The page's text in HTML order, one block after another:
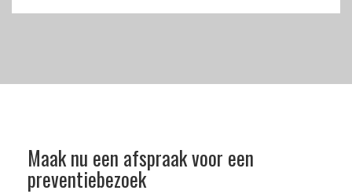
Maak nu een afspraak voor een
preventiebezoek